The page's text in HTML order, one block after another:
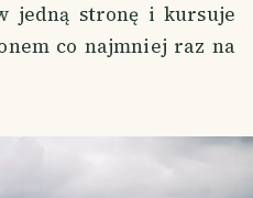
jedną stronę i kursuje
co najmniej raz na